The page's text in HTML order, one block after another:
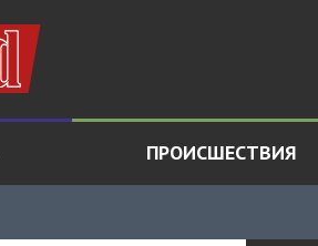
ПРОИСШЕСТВИЯ